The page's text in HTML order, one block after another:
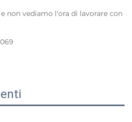
non vediamo l'ora di lavorare con